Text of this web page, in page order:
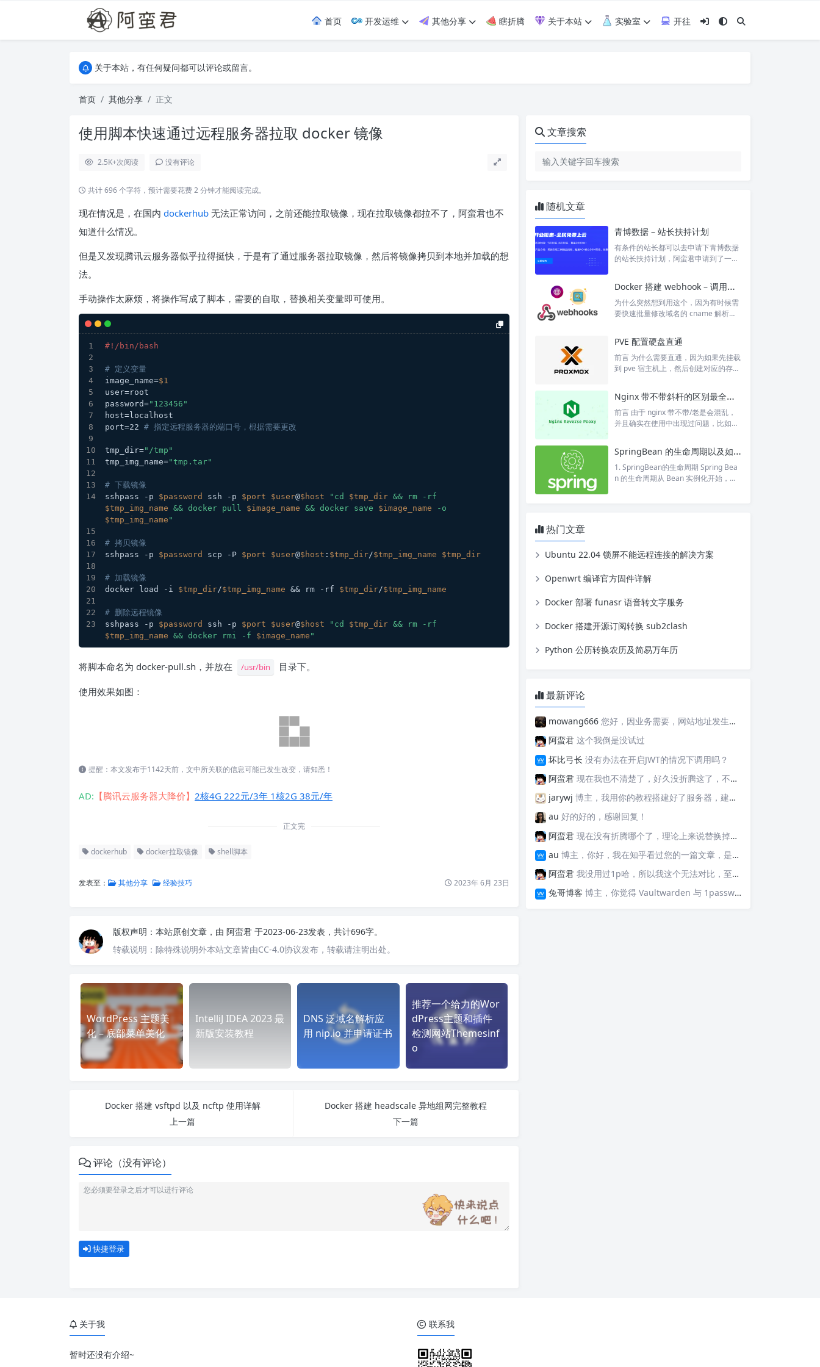
首页 开发运维 其他分享 瞎折腾 关于本站 实验室
开往
关于本站，有任何疑问都可以评论或留言。
关于本站，有任何疑问都可以评论或留言。
首页
其他分享 正文
使用脚本快速通过远程服务器拉取 docker 镜像
2.5K+次阅读 没有评论
共计 696 个字符，预计需要花费 2 分钟才能阅读完成。
现在情况是，在国内 dockerhub 无法正常访问，之前还能拉取镜像，现在拉取镜像都拉不了，阿蛮君也不
知道什么情况。
但是又发现腾讯云服务器似乎拉得挺快，于是有了通过服务器拉取镜像，然后将镜像拷贝到本地并加载的想
法。
手动操作太麻烦，将操作写成了脚本，需要的自取，替换相关变量即可使用。
#!/bin/bash
# 定义变量
image_name=$1
user=root
password="123456"
host=localhost
port=22 # 指定远程服务器的端口号，根据需要更改
tmp_dir="/tmp"
tmp_img_name="tmp.tar"
# 下载镜像
sshpass -p $password ssh -p $port $user@$host "cd $tmp_dir
$tmp_img_name && docker pull $image_name && docker save $image_name
$tmp_img_name "
# 拷贝镜像
sshpass -p $password scp -P $port $user@$host : $tmp_dir/$tmp_img_name $tmp_dir
# 加载镜像
docker load -i $tmp_dir/$tmp_img_name && rm -rf $tmp_dir/$tmp_img_name
# 删除远程镜像
sshpass -p $password ssh -p $port $user@$host "cd $tmp_dir
$tmp_img_name && docker rmi -f $image_name "
将脚本命名为 docker-pull.sh，并放在 /usr/bin 目录下。
使用效果如图：
提醒：本文发布于1142天前，文中所关联的信息可能已发生改变，请知悉！
AD: 【腾讯云服务器大降价】 2核4G 222元/3年 1核2G 38元/年
正文完
dockerhub docker拉取镜像 shell脚本
发表至： 其他分享 经验技巧 2023年 6月 23日
版权声明： 本站原创文章，由 阿蛮君 于2023-06-23发表，共计696字。
转载说明： 除特殊说明外本站文章皆由CC-4.0协议发布，转载请注明出处。
WordPress 主题美
化 – 底部菜单美化
IntelliJ IDEA 2023 最
新版安装教程
DNS 泛域名解析应
用 nip.io 并申请证书
推荐一个给力的Wor
dPress主题和插件
检测网站Themesinf
o
Docker 搭建 vsftpd 以及 ncftp 使用详解
上一篇
Docker 搭建 headscale 异地组网完整教程
下一篇
评论（没有评论）
快捷登录
文章搜索
随机文章
青博数据 – 站长扶持计划
有条件的站长都可以去申请下青博数据
的站长扶持计划，阿蛮君申请到了一台
果老板大气直接给开了一台 8h8g 的。
根据官方发布的文章，赞助条件并非固
定，且赞助配置最低为2G内存2核心20
M带宽，只需要添加青博数据广告内
链接：https://qingbocloud.com/news
content/18.html 提醒：本文...
Docker 搭建 webhook – 调用接口即可运行本地脚本
为什么突然想到用这个，因为有时候需
要快速批量修改域名的 cname 解析，
烦。但如果将常见的操作写成脚本，并
使用网络请求进行调用，这个就变得非
常容易了。 简而言之，就是将复杂的操
作做成脚本，然后通过接口调用运行脚
时候不方面，而浏览器是哪里都有的）
当然，能做的还有很多，全看自己的需
求。 简介 这里直接引用开源项目 Web
hook 自己...
PVE 配置硬盘直通
前言 为什么需要直通，因为如果先挂载
到 pve 宿主机上，然后创建对应的存储
创建快照 1、格式化 如果硬盘没有进行
格式化和分区，需要先进行格式化和分
区，参考 Linux下磁盘分区、格式化、
挂载以及开机自动挂载。 2、查看硬盘
-id ata-Colorful_SL500_256GB_20210
5250...
Nginx 带不带斜杆的区别最全分析
前言 由于 nginx 带不带/老是会混乱，
并且确实在使用中出现过问题，比如使
说配置很久也不能达到自己想要代理的
效果。于是想着还是好好研究一下，并
在以后规范自己 nginx 的使用。 如果代
理后的地址带有 //，spring security 中
SpringBean 的生命周期以及如何解决循环引用
1. SpringBean的生命周期 Spring Bea
n 的生命周期从 Bean 实例化开始，即
否是 singleton，是否延迟加载，...
热门文章
Ubuntu 22.04 锁屏不能远程连接的解决方案
Openwrt 编译官方固件详解
Docker 部署 funasr 语音转文字服务
Docker 搭建开源订阅转换 sub2clash
Python 公历转换农历及简易万年历
最新评论
mowang666 您好，因业务需要，网站地址发生变更，信息如下： 网站名称: 新锐博客 网站地址: https://blog.xrbk.cn 网站图标: https://blog.xrbk.cn/favicon.png 网站描述: 记录学习与分享资源 RSS地址：https://blog.xrbk.cn/atom.xml 请您及时更新，给你带来的不便敬请谅解
阿蛮君 这个我倒是没试过
坏比弓长 没有办法在开启JWT的情况下调用吗？
阿蛮君 现在我也不清楚了，好久没折腾这了，不好意思哈，现在用的tailscale
jarywj 博主，我用你的教程搭建好了服务器，建好了网络，但是客户端在替换planet文件后，加入了网络，服务器上看不到这个加入的客户端，这是为什么呢？
au 好的好的，感谢回复！
阿蛮君 现在没有折腾哪个了，理论上来说替换掉那些api就可以检测，https://v6.ident.me, https://6.ipw.cn, https://v6.yinghualuo.cn/bejson，不过我没有试过不知道行不行。我现在是用ddns-go这款工具。动态解析域名，并且可以触发webhook给我发送邮件的
au 博主，你好，我在知乎看过您的一篇文章，是关于使用Docker部署容器监控公网IP变动并主动发送邮件的“https://zhuanlan.zhihu.com/p/568074329”这篇文章，我想问的是，这个可以监控IPv6的变化并发送邮件嘛？因为我现在测试了，它只能发送IPv4的，请问如果要添加IPv6的变化，我该如何操作呢？谢谢您！
阿蛮君 我没用过1p哈，所以我这个无法对比，至少Vaultwarden我用了一两年感觉还不错
兔哥博客 博主，你觉得 Vaultwarden 与 1password 比哪个好用？我个人一直在用付费版的 1password，但最近也想自建试试Vaultwarden，又担心用不惯。
关于我
暂时还没有介绍~
联系我